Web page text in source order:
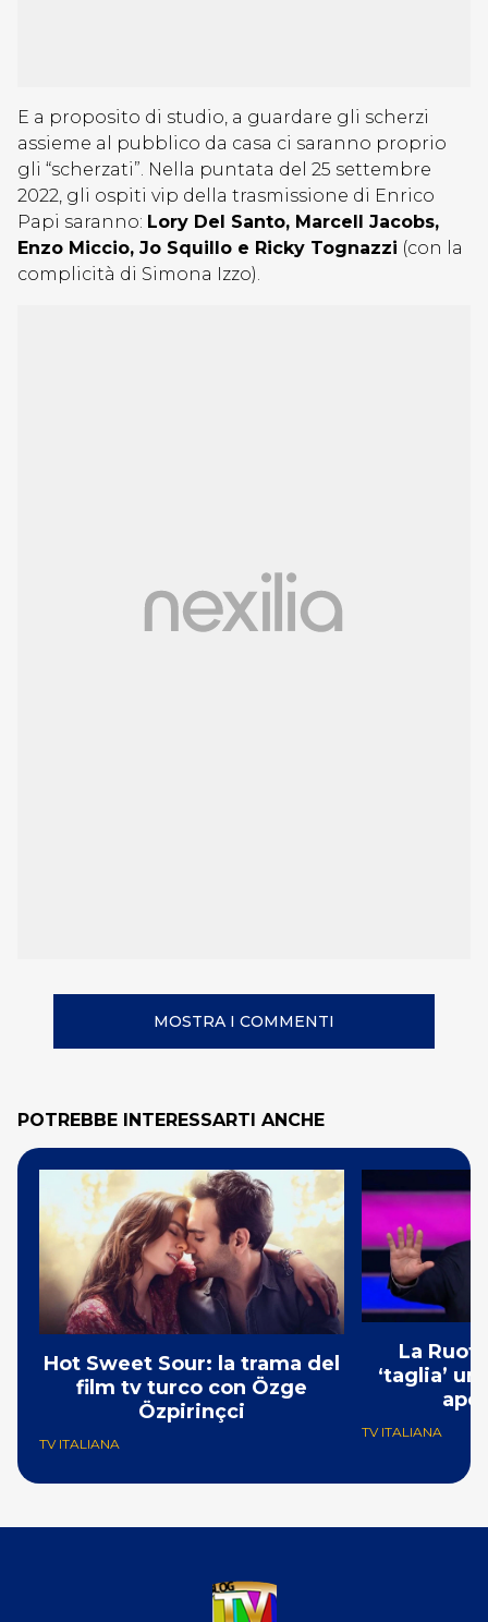
E a proposito di studio, a guardare gli scherzi
assieme al pubblico da casa ci saranno proprio
gli “scherzati”. Nella puntata del 25 settembre
2022, gli ospiti vip della trasmissione di Enrico
Papi saranno: Lory Del Santo, Marcell Jacobs,
Enzo Miccio, Jo Squillo e Ricky Tognazzi (con la
complicità di Simona Izzo).
MOSTRA I COMMENTI
POTREBBE INTERESSARTI ANCHE
Hot Sweet Sour: la trama del
film tv turco con Özge
Özpirinçci
TV ITALIANA
La
‘taglia’
TV ITALIANA